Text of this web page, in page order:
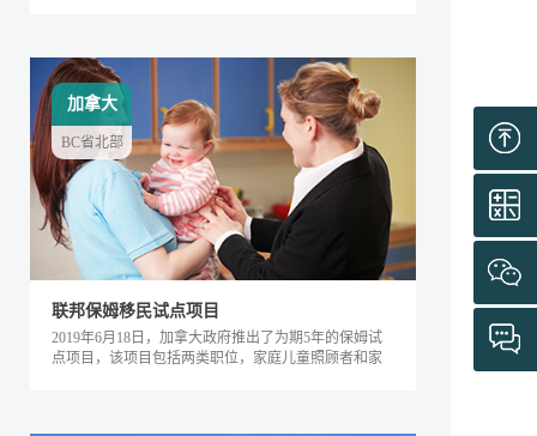
联邦保姆移民试点项目
2019年6月18日，加拿大政府推出了为期5年的保姆试
点项目，该项目包括两类职位，家庭儿童照顾者和家
加拿大
BC省北部